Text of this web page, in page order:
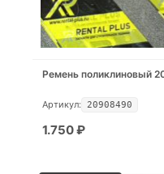
Ремень поликлиновый
Артикул: 20908490
1.750₽